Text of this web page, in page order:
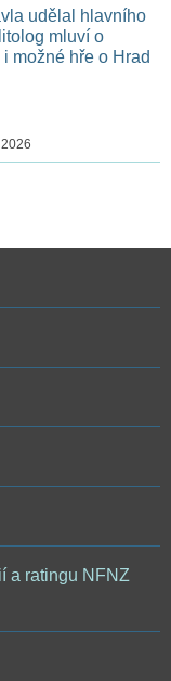
udělal hlavního
mluví o
možné hře o Hrad
a ratingu NFNZ